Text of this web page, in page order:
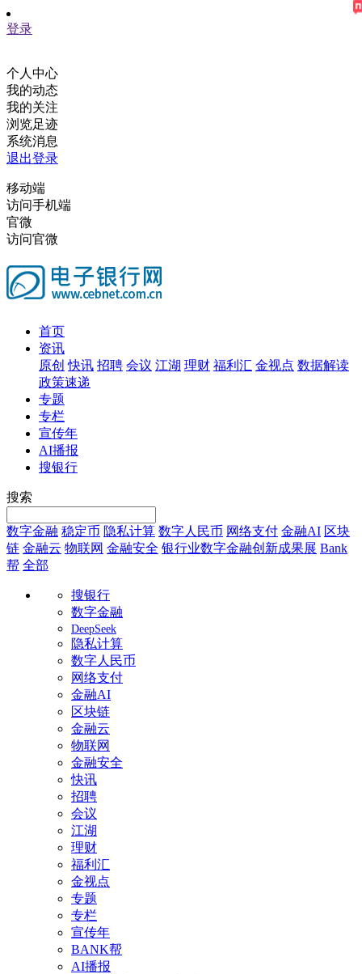
登录
个人中心
我的动态
我的关注
浏览足迹
系统消息
退出登录
移动端
访问手机端
官微
访问官微
首页
资讯
原创 快讯 招聘 会议 江湖 理财 福利汇 金视点 数据解读
政策速递
专题
专栏
宣传年
AI播报
搜银行
搜索
数字金融 稳定币 隐私计算 数字人民币 网络支付 金融AI 区块
链 金融云 物联网 金融安全 银行业数字金融创新成果展 Bank
帮 全部
搜银行
数字金融
DeepSeek
隐私计算
数字人民币
网络支付
金融AI
区块链
金融云
物联网
金融安全
快讯
招聘
会议
江湖
理财
福利汇
金视点
专题
专栏
宣传年
BANK帮
AI播报